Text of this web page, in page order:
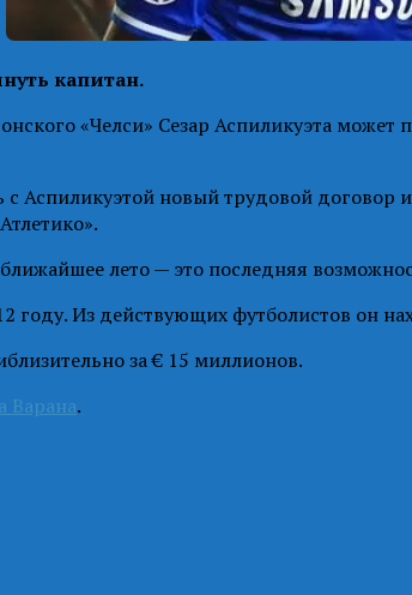
капитан.
«Челси» Сезар Аспиликуэта
Аспиликуэтой новый трудовой
лето — это последняя
году. Из действующих футболистов он
за € 15 миллионов.
Варана.